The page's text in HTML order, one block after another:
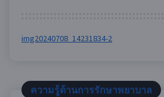
img20240708_14231834-2
ความรู้ด้านการรักษาพยาบาล